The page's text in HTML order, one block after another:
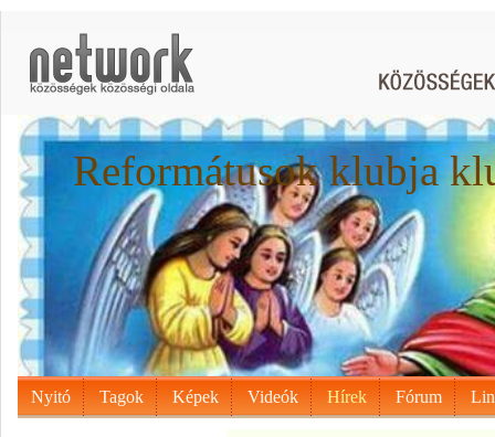
Reformátusok klubja
Nyitó Tagok Képek Videók Hírek Fórum